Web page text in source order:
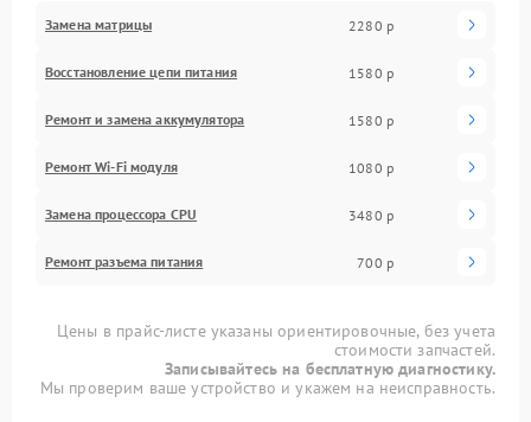
Замена матрицы 2280 р
Восстановление цепи питания 1580 р
Ремонт и замена аккумулятора 1580 р
Ремонт Wi-Fi модуля 1080 р
Замена процессора CPU 3480 р
Ремонт разъема питания 700 р
Цены в прайс-листе указаны ориентировочные, без учета
стоимости запчастей.
Записывайтесь на бесплатную диагностику.
Мы проверим ваше устройство и укажем на неисправность.